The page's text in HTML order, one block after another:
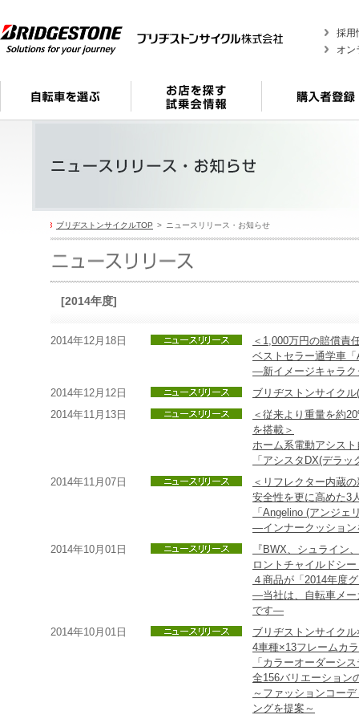
採用
オン
ブリヂストンサイクルTOP ニュースリリース・お知らせ
[2014年度]
2014年12月18日
＜1,000万円の賠償責
ベストセラー通学車
―新イメージキャラ
2014年12月12日
ブリヂストンサイク
2014年11月13日
＜従来より重量を約
を搭載＞
ホーム系電動アシス
「アシスタDX(デラ
2014年11月07日
＜リフレクター内蔵
安全性を更に高めた3
「Angelino (アンジェ
―インナークッショ
2014年10月01日
『BWX、シュライ
ロントチャイルドシ
４商品が「2014年度
―当社は、自転車メー
です―
2014年10月01日
ブリヂストンサイク
4車種×13フレームカ
「カラーオーダーシ
全156バリエーション
～ファッションコー
ングを提案～